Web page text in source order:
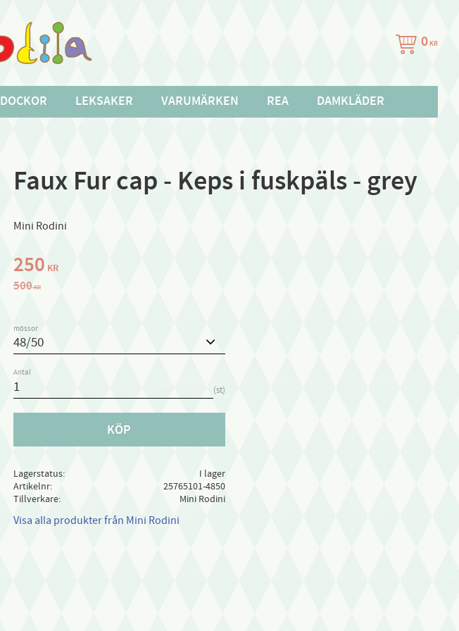
0 KR
DOCKOR LEKSAKER VARUMÄRKEN REA DAMKLÄDER
Faux Fur cap - Keps i fuskpäls - grey
Mini Rodini
Nedsatt pris:
250 KR
Ordinarie pris:
500KR
mössor
Antal
st
KÖP
Lagerstatus
I lager
Artikelnr
25765101-4850
Tillverkare
Mini Rodini
Visa alla produkter från Mini Rodini